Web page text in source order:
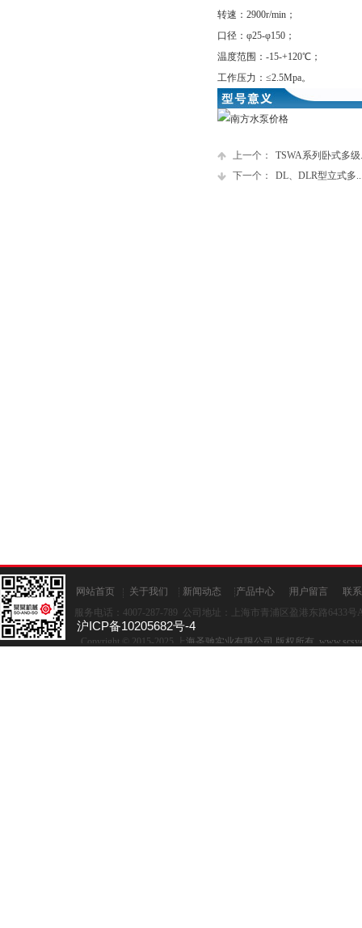
转速：2900r/min；
口径：φ25-φ150；
温度范围：-15-+120℃；
工作压力：≤2.5Mpa。
上一个：
TSWA系列卧式多级
下一个：
DL、DLR型立式多
网站首页 关于我们 新闻动态 产品中心 用户留言
联
服务电话：4007-287-789 公司地址：上海市青浦区盈港东路6433号
沪ICP备10205682号-4
Copyright © 2015-2025,上 海圣驰实业有限公司 版权所有